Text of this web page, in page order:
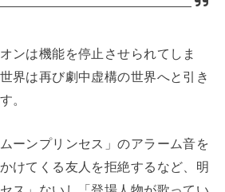
ンは機能を停止させられてしま
界は再び劇中虚構の世界へと引き
。
ーンプリンセス」のアラーム音を
けてくる友人を拒絶するなど、明